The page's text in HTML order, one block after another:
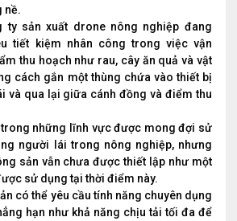
nề.
ty sản xuất drone nông nghiệp đang
tiết kiệm nhân công trong việc vận
thu hoạch như rau, cây ăn quả và vật
cách gắn một thùng chứa vào thiết bị
và qua lại giữa cánh đồng và điểm thu
những lĩnh vực được mong đợi sử
người lái trong nông nghiệp, nhưng
sản vẫn chưa được thiết lập như một
sử dụng tại thời điểm này.
có thể yêu cầu tính năng chuyên dụng
hạn như khả năng chịu tải tối đa để